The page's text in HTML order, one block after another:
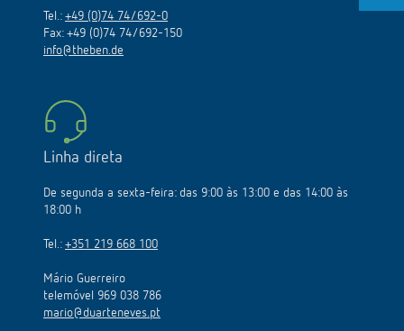
Tel.: +49 (0)74 74/692-0
Fax: +49 (0)74 74/692-150
info@theben.de
Linha direta
De segunda a sexta-feira: das 9:00 às 13:00 e das 14:00 às
18:00 h
Tel.: +351 219 668 100
Mário Guerreiro
telemóvel 969 038 786
mario@duarteneves.pt